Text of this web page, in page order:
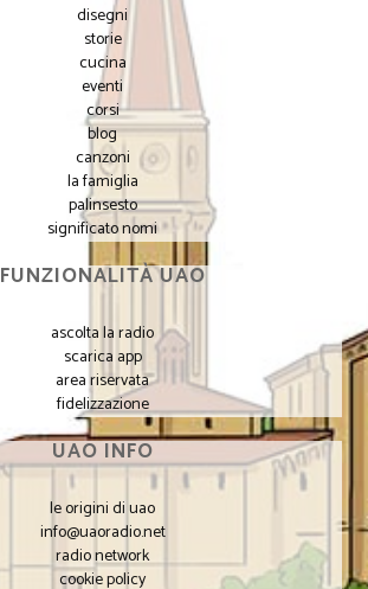
disegni
storie
cucina
eventi
corsi
blog
canzoni
la famiglia
palinsesto
significato nomi
FUNZIONALITÀ UAO
ascolta la radio
scarica app
area riservata
fidelizzazione
UAO INFO
le origini di uao
info@uaoradio.net
radio network
cookie policy